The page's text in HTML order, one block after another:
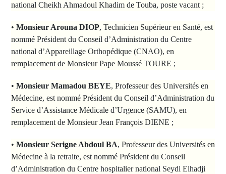
national Cheikh Ahmadoul Khadim de Touba, poste vacant ;
• Monsieur Arouna DIOP, Technicien Supérieur en Santé, est
nommé Président du Conseil d’Administration du Centre
national d’Appareillage Orthopédique (CNAO), en
remplacement de Monsieur Pape Moussé TOURE ;
• Monsieur Mamadou BEYE, Professeur des Universités en
Médecine, est nommé Président du Conseil d’Administration du
Service d’Assistance Médicale d’Urgence (SAMU), en
remplacement de Monsieur Jean François DIENE ;
• Monsieur Serigne Abdoul BA, Professeur des Universités en
Médecine à la retraite, est nommé Président du Conseil
d’Administration du Centre hospitalier national Seydi Elhadji